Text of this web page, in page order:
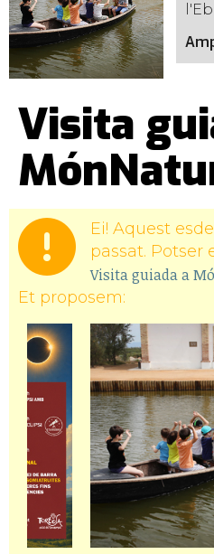
Visita
Ei! Aquest
passat. Potser
Visita guiada a
Et proposem: